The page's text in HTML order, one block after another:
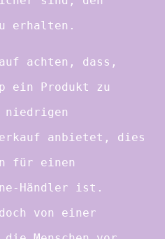
erhalten.
achten, dass,
ein Produkt zu
anbietet, dies
für einen
Händler ist.
von einer